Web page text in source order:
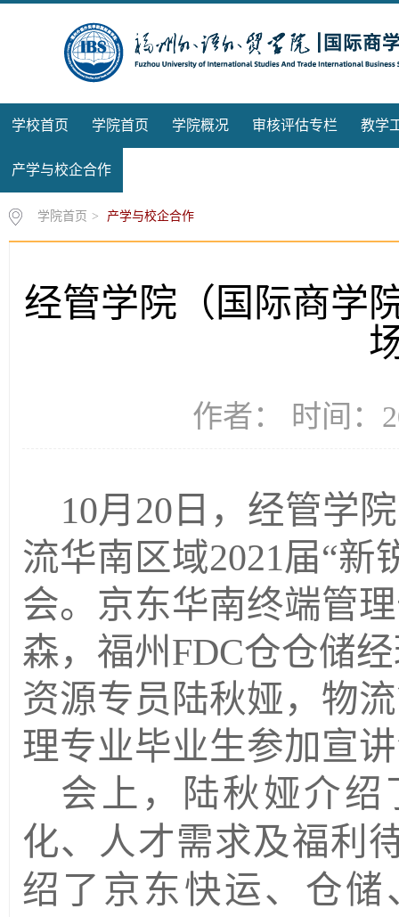
学校首页 学院首页 学院概况 审核评估专栏 教学
产学与校企合作
学院首页 > 产学与校企合作
经管学院（国际商学
作者： 时间：
10月 20 日，经管学
流华南区域2021届“新
会。 京东华南终端管
森，福州 FDC仓仓储
资源专员陆秋娅， 物
理专业毕业生参加宣
会上，
陆秋娅介绍
化、人才需求及福利
绍了 京东快运、仓